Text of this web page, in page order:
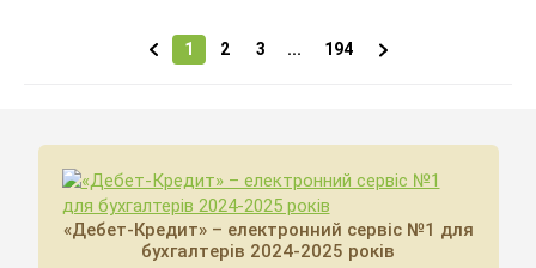
1 2 3 ... 194
«Дебет-Кредит» – електронний сервіс №1 для
бухгалтерів 2024-2025 років